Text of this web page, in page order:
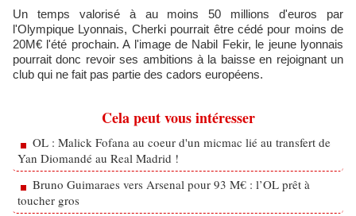
Un temps valorisé à au moins 50 millions d'euros par
l'Olympique Lyonnais, Cherki pourrait être cédé pour moins de
20M€ l'été prochain. A l'image de Nabil Fekir, le jeune lyonnais
pourrait donc revoir ses ambitions à la baisse en rejoignant un
club qui ne fait pas partie des cadors européens.
Cela peut vous intéresser
OL : Malick Fofana au coeur d'un micmac lié au transfert de
Yan Diomandé au Real Madrid !
Bruno Guimaraes vers Arsenal pour 93 M€ : l’OL prêt à
toucher gros